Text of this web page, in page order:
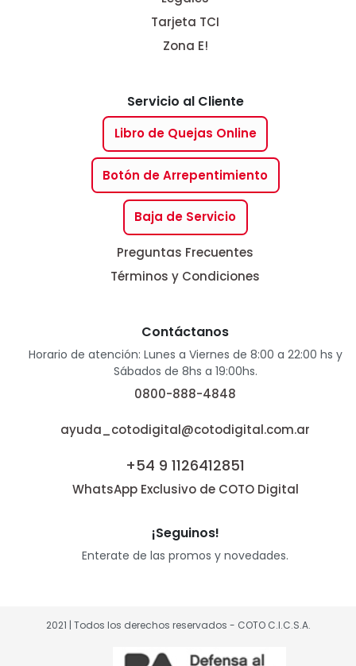
Tarjeta TCI
Zona E!
Servicio al Cliente
Libro de Quejas Online
Botón de Arrepentimiento
Baja de Servicio
Preguntas Frecuentes
Términos y Condiciones
Contáctanos
Horario de atención: Lunes a Viernes de 8:00 a 22:00 hs y
Sábados de 8hs a 19:00hs.
0800-888-4848
ayuda_cotodigital@cotodigital.com.ar
+54 9 1126412851
WhatsApp Exclusivo de COTO Digital
¡Seguinos!
Enterate de las promos y novedades.
2021 | Todos los derechos reservados - COTO C.I.C.S.A.